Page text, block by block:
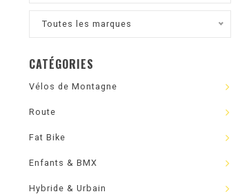
Toutes les marques
CATÉGORIES
Vélos de Montagne
Route
Fat Bike
Enfants & BMX
Hybride & Urbain